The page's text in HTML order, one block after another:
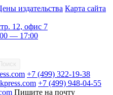
издательства Карта сайта
12, офис 7
— 17:00
+7 (499) 322-19-38
+7 (499) 948-04-55
Пишите на почту